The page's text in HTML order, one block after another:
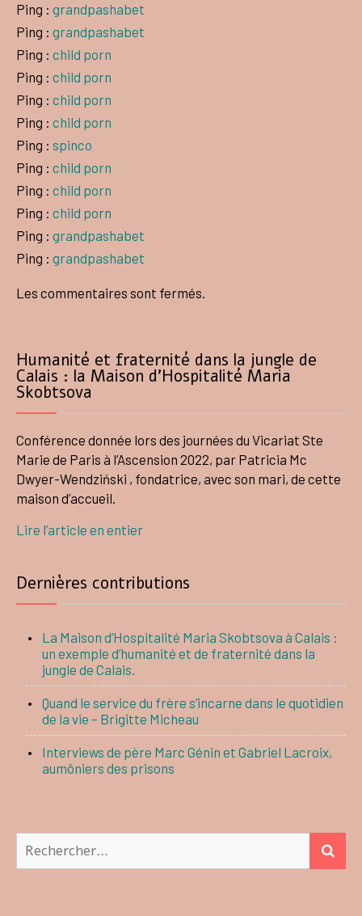
Ping : grandpashabet
Ping : grandpashabet
Ping : child porn
Ping : child porn
Ping : child porn
Ping : child porn
Ping : spinco
Ping : child porn
Ping : child porn
Ping : child porn
Ping : grandpashabet
Ping : grandpashabet
Les commentaires sont fermés.
Humanité et fraternité dans la jungle de
Calais : la Maison d’Hospitalité Maria
Skobtsova
Conférence donnée lors des journées du Vicariat Ste
Marie de Paris à l’Ascension 2022, par Patricia Mc
Dwyer-Wendziński , fondatrice, avec son mari, de cette
maison d’accueil.
Lire l’article en entier
Dernières contributions
La Maison d’Hospitalité Maria Skobtsova à Calais :
un exemple d’humanité et de fraternité dans la
jungle de Calais.
Quand le service du frère s’incarne dans le quotidien
de la vie – Brigitte Micheau
Interviews de père Marc Génin et Gabriel Lacroix,
aumôniers des prisons
Rechercher :